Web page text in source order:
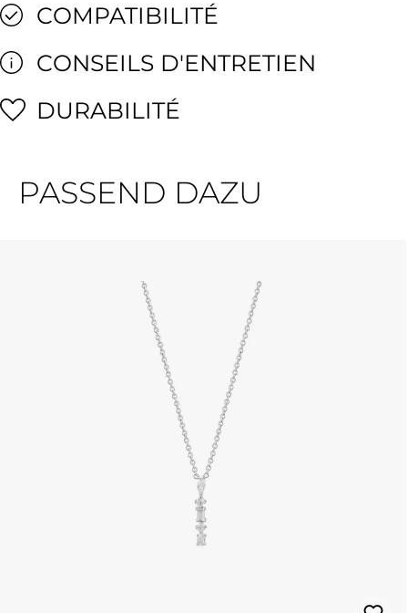
COMPATIBILITÉ
CONSEILS D'ENTRETIEN
DURABILITÉ
PASSEND DAZU